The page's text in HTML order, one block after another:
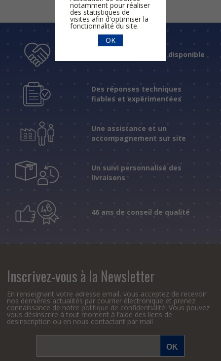
Un accueil humain et disponible
Des réponses techniques
fiables et expérimentées
Une assistance et un
accompagnement sur site
Un suivi personnalisé des
livraisons
46 ans de conseil de qualité
Inscrivez-vous à la Newsletter
En renseignant votre adresse email, vous acceptez de recevoir
nos dernières actualités par courrier électronique et prenez
connaissance de notre politique de confidentialité. Vous pouvez
vous désinscrire à tout moment à l’aide des liens de
desinscription ou en nous contactant par mail
notamment pour réaliser
des statistiques de
visites afin d'optimiser la
fonctionnalité du site.
OK